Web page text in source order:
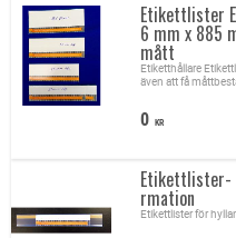
Etikettlister
6 mm x 885
mått
Etiketthållare
även att få
0 KR
Etikettlister-
rmation
Etikettlister för